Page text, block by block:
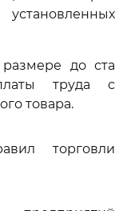
до ста
труда с
товара.
торговли